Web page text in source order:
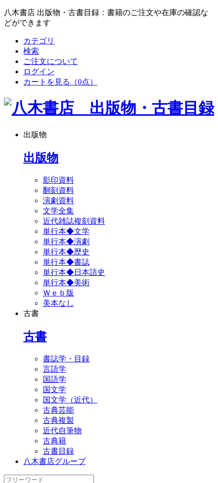
八木書店 出版物・古書目録：書籍のご注文や在庫の確認な
どができます
カテゴリ
検索
ご注文について
ログイン
カートを見る
（0点）
出版物
出版物
影印資料
翻刻資料
演劇資料
文学全集
近代雑誌複刻資料
単行本◆文学
単行本◆演劇
単行本◆歴史
単行本◆書誌
単行本◆日本語史
単行本◆美術
Ｗｅｂ版
美本なし
古書
古書
書誌学・目録
言語学
国語学
国文学
国文学（近代）
古典芸能
古典複製
近代自筆物
古典籍
古書目録
八木書店グループ